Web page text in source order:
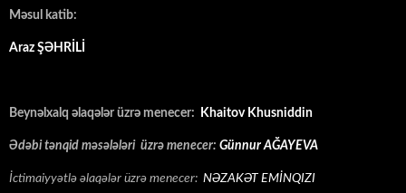
Məsul katib:
Araz ŞƏHRİLİ
Beynəlxalq əlaqələr üzrə menecer: Khaitov Khusniddin
Ədəbi tənqid məsələləri üzrə menecer: Günnur AĞAYEVA
İctimaiyyətlə əlaqələr üzrə menecer: NƏZAKƏT EMİNQIZI